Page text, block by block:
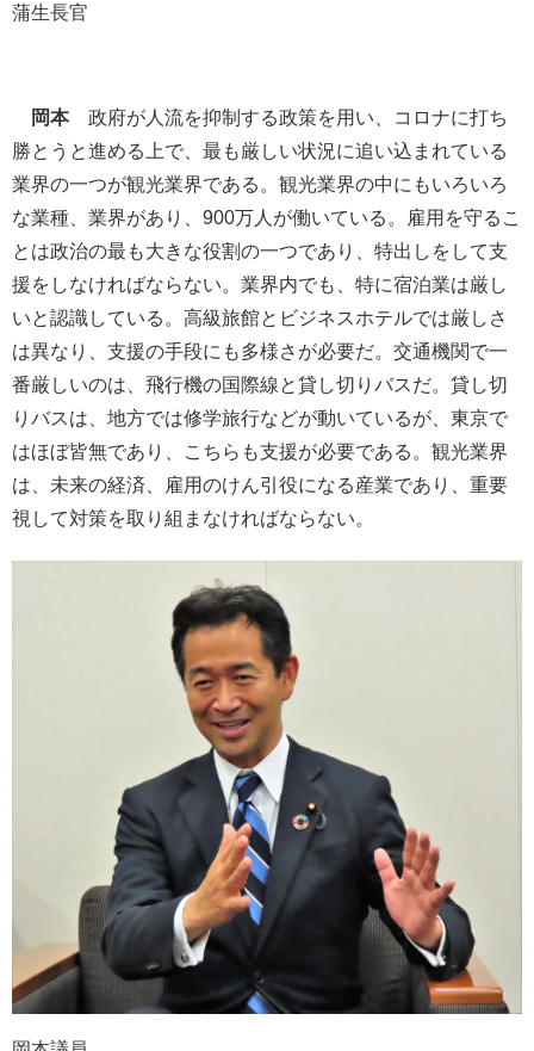
蒲生長官
岡本 政府が人流を抑制する政策を用い、コロナに打ち
勝とうと進める上で、最も厳しい状況に追い込まれている
業界の一つが観光業界である。観光業界の中にもいろいろ
な業種、業界があり、900万人が働いている。雇用を守るこ
とは政治の最も大きな役割の一つであり、特出しをして支
援をしなければならない。業界内でも、特に宿泊業は厳し
いと認識している。高級旅館とビジネスホテルでは厳しさ
は異なり、支援の手段にも多様さが必要だ。交通機関で一
番厳しいのは、飛行機の国際線と貸し切りバスだ。貸し切
りバスは、地方では修学旅行などが動いているが、東京で
はほぼ皆無であり、こちらも支援が必要である。観光業界
は、未来の経済、雇用のけん引役になる産業であり、重要
視して対策を取り組まなければならない。